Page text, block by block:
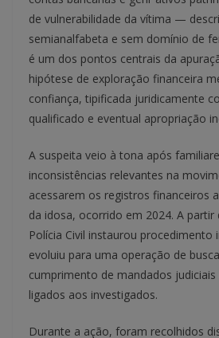
de vulnerabilidade da vítima —
semianalfabeta e sem domínio de
é um dos pontos centrais da
hipótese de exploração financeira
confiança, tipificada juridicamente
qualificado e eventual apropriação
A suspeita veio à tona após
inconsistências relevantes na
acessarem os registros financeiros
da idosa, ocorrido em 2024. A partir
Polícia Civil instaurou procedimento
evoluiu para uma operação de
cumprimento de mandados
ligados aos investigados.
Durante a ação, foram recolhidos